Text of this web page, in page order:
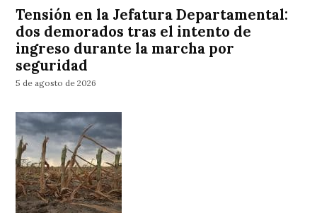
Tensión en la Jefatura Departamental:
dos demorados tras el intento de
ingreso durante la marcha por
seguridad
5 de agosto de 2026